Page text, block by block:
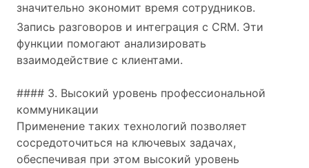
значительно экономит время сотрудников.
Запись разговоров и интеграция с CRM. Эти
функции помогают анализировать
взаимодействие с клиентами.
#### 3. Высокий уровень профессиональной
коммуникации
Применение таких технологий позволяет
сосредоточиться на ключевых задачах,
обеспечивая при этом высокий уровень